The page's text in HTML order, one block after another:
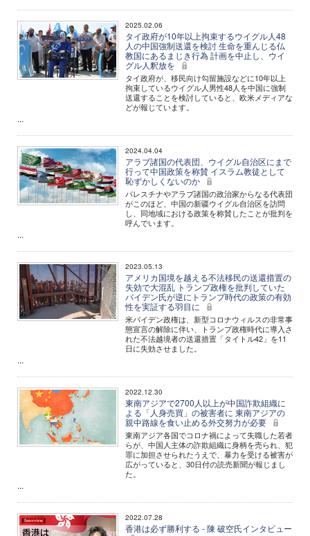
2025.02.06
タイ政府が10年以上拘束するウイグル人48
人の中国強制送還を検討 生命を重んじる仏
教国にあるまじき行為 計画を中止し、ウイ
グル人釈放を
タイ政府が、移民向け勾留施設などに10年以上
拘束しているウイグル人男性48人を中国に強制
送還することを検討していると、欧米メディアな
どが報じています。
...
2024.04.04
アラブ諸国の代表団、ウイグル自治区にまで
行って中国政策を称賛 イスラム教徒として
恥ずかしくないのか
パレスチナやアラブ諸国の政治家からなる代表団
がこのほど、中国の新疆ウイグル自治区を訪問
し、同地域における政策を称賛したことが批判を
呼んでいます。
...
2023.05.13
アメリカ国境を越える不法移民の送還措置の
失効で大混乱 トランプ政権を批判していた
バイデン氏が逆にトランプ時代の政策の有効
性を実証する羽目に
米バイデン政権は、新型コロナウィルスの非常事
態宣言の解除に伴い、トランプ政権時代に導入さ
れた不法越境者の送還措置「タイトル42」を11
日に失効させました。
...
2022.12.30
東南アジアで2700人以上が中国詐欺組織に
よる「人身売買」の被害者に 東南アジアの
親中路線を食い止める外交努力が必要
東南アジア各国でコロナ禍によって失職した若者
らが、中国人主体の詐欺組織に身柄を売られ、犯
罪に加担させられたうえで、暴力を受ける被害が
広がっていると、30日付の読売新聞が報じまし
た。
...
2022.07.28
香港は必ず勝利する - 陳 破空氏インタビュー